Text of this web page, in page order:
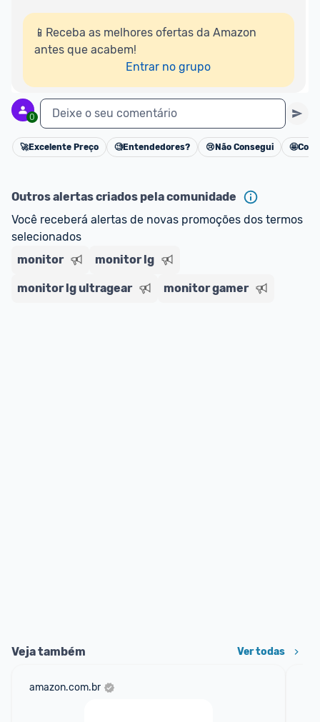
📱Receba as melhores ofertas da Amazon
antes que acabem!
Entrar no grupo
0 Deixe o seu comentário
Cancelar
🚀Excelente Preço 🧐Entendedores? 😢 Não Consegui 🤩
Outros alertas criados pela comunidade
Você receberá alertas de novas promoções dos termos
selecionados
monitor
monitor lg
monitor lg ultragear monitor gamer
Veja também Ver todas
amazon.com.br